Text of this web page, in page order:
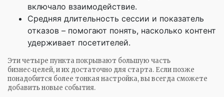
включало взаимодействие.
Средняя длительность сессии и показатель
отказов – помогают понять, насколько контент
удерживает посетителей.
Эти четыре пункта покрывают большую часть
бизнес‑целей, и их достаточно для старта. Если позже
понадобится более тонкая настройка, вы всегда сможете
добавить новые события.